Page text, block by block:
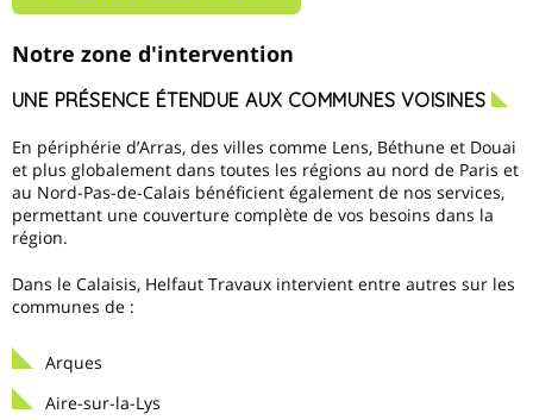
Notre zone d'intervention
UNE PRÉSENCE ÉTENDUE AUX COMMUNES VOISINES
En périphérie d’Arras, des villes comme Lens, Béthune et Douai
et plus globalement dans toutes les régions au nord de Paris et
au Nord-Pas-de-Calais bénéficient également de nos services,
permettant une couverture complète de vos besoins dans la
région.
Dans le Calaisis, Helfaut Travaux intervient entre autres sur les
communes de :
Arques
Aire-sur-la-Lys